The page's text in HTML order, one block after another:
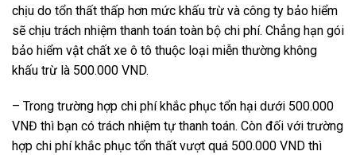
chịu do tổn thất thấp hơn mức khấu trừ và công ty bảo hiểm
sẽ chịu trách nhiệm thanh toán toàn bộ chi phí. Chẳng hạn gói
bảo hiểm vật chất xe ô tô thuộc loại miễn thường không
khấu trừ là 500.000 VND.
– Trong trường hợp chi phí khắc phục tổn hại dưới 500.000
VNĐ thì bạn có trách nhiệm tự thanh toán. Còn đối với trường
hợp chi phí khắc phục tổn thất vượt quá 500.000 VND thì